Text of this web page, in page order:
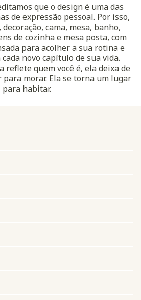
que o design é uma das
de expressão pessoal. Por isso,
cama, mesa, banho,
de cozinha e mesa posta, com
para acolher a sua rotina e
novo capítulo de sua vida.
reflete quem você é, ela deixa de
morar. Ela se torna um lugar
para habitar.